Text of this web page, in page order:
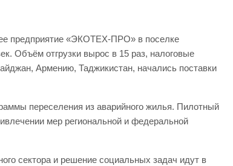
предприятие «ЭКОТЕХ-ПРО» в поселке
Объём отгрузки вырос в 15 раз, налоговые
Армению, Таджикистан, начались поставки
переселения из аварийного жилья. Пилотный
мер региональной и федеральной
сектора и решение социальных задач идут в